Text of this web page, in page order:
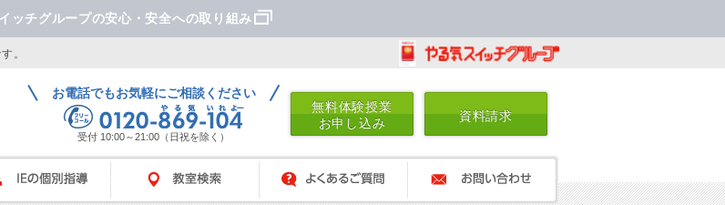
ッチグループの安心・安全への取り組み
。
お電話でもお気軽にご相談ください
受付 10:00～21:00（日祝を除く）
無料体験授業
お申し込み
資料請求